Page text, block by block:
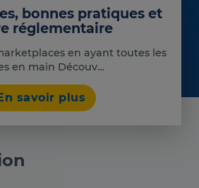
bonnes pratiques et
réglementaire
en ayant toutes les
en main Découv…
savoir plus